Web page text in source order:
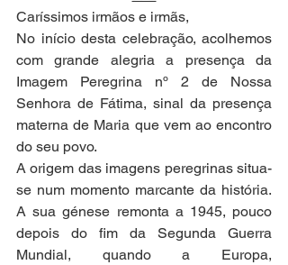
Caríssimos irmãos e irmãs,
No início desta celebração, acolhemos
com grande alegria a presença da
Imagem Peregrina nº 2 de Nossa
Senhora de Fátima, sinal da presença
materna de Maria que vem ao encontro
do seu povo.
A origem das imagens peregrinas situa-
se num momento marcante da história.
A sua génese remonta a 1945, pouco
depois do fim da Segunda Guerra
Mundial, quando a Europa,